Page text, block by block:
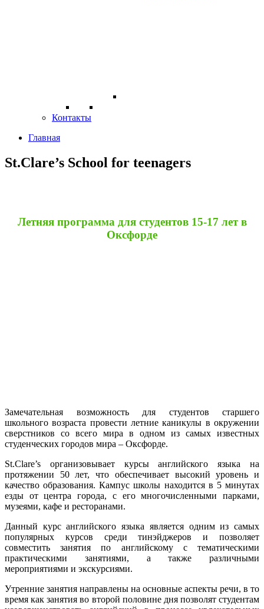
Контакты
Главная
St.Clare’s School for teenagers
Летняя программа для студентов 15-17 лет в
Оксфорде
Замечательная возможность для студентов старшего
школьного возраста провести летние каникулы в окружении
сверстников со всего мира в одном из самых известных
студенческих городов мира – Оксфорде.
St.Clare’s организовывает курсы английского языка на
протяжении 50 лет, что обеспечивает высокий уровень и
качество образования. Кампус школы находится в 5 минутах
езды от центра города, с его многочисленными парками,
музеями, кафе и ресторанами.
Данный курс английского языка является одним из самых
популярных курсов среди тинэйджеров и позволяет
совместить занятия по английскому с тематическими
практическими занятиями, а также различными
мероприятиями и экскурсиями.
Утренние занятия направлены на основные аспекты речи, в то
время как занятия во второй половине дня позволят студентам